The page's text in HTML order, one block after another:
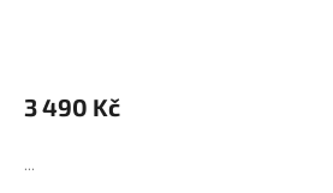
3 490 Kč
...